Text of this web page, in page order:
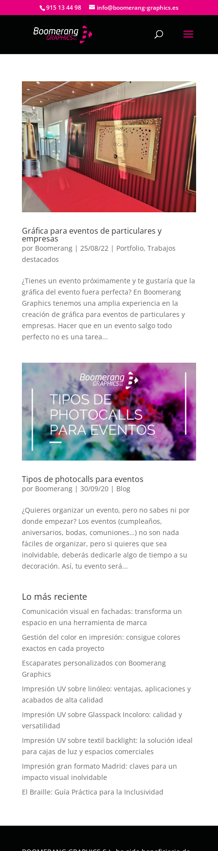
915 13 44 98 info@boomerang-graphics.es
Gráfica para eventos de particulares y
empresas
por Boomerang| 25/08/22 | Portfolio, Trabajos
destacados
¿Tienes un evento próximamente y te gustaría que la
gráfica del evento fuera perfecta? En Boomerang
Graphics tenemos una amplia experiencia en la
creación de gráfica para eventos de particulares y
empresas. Hacer que en un evento salgo todo
perfecto no es una tarea...
Tipos de photocalls para eventos
por Boomerang| 30/09/20| Blog
¿Quieres organizar un evento, pero no sabes ni por
donde empezar? Los eventos (cumpleaños,
aniversarios, bodas, comuniones…) no son nada
fáciles de organizar, pero si quieres que sea
inolvidable, deberás dedicarle algo de tiempo a su
decoración. Así, tu evento será...
Lo más reciente
Comunicación visual en fachadas: transforma un
espacio en una herramienta de marca
Gestión del color en impresión: consigue colores
exactos en cada proyecto
Escaparates personalizados con Boomerang
Graphics
Impresión UV sobre linóleo: ventajas, aplicaciones y
acabados de alta calidad
Impresión UV sobre Glasspack Incoloro: calidad y
versatilidad
Impresión UV sobre textil backlight: la solución ideal
para cajas de luz y espacios comerciales
Impresión gran formato Madrid: claves para un
impacto visual inolvidable
El Braille: Guía Práctica para la Inclusividad